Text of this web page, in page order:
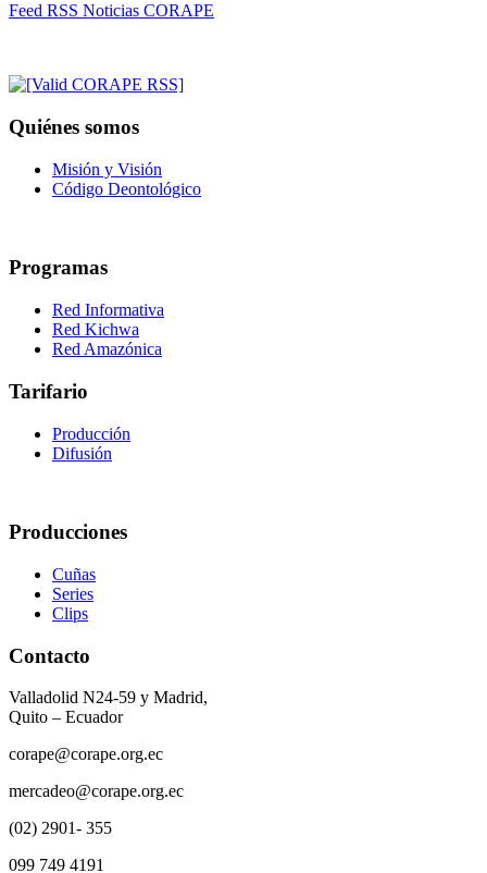
Feed RSS Noticias CORAPE
Quiénes somos
Misión y Visión
Código Deontológico
Programas
Red Informativa
Red Kichwa
Red Amazónica
Tarifario
Producción
Difusión
Producciones
Cuñas
Series
Clips
Contacto
Valladolid N24-59 y Madrid,
Quito – Ecuador
corape@corape.org.ec
mercadeo@corape.org.ec
(02) 2901- 355
099 749 4191